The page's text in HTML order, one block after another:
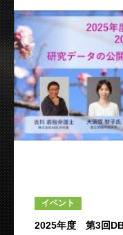
イベント
2025年度 第3回